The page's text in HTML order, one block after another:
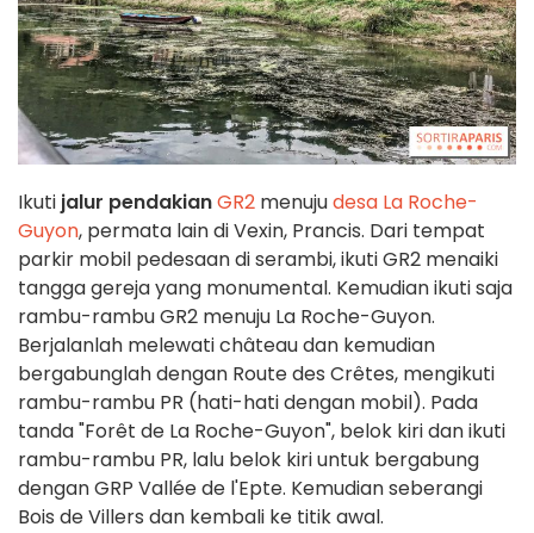
Ikuti jalur pendakianGR2 menujudesa La Roche-
Guyon, permata lain di Vexin, Prancis. Dari tempat
parkir mobil pedesaan di serambi, ikuti GR2 menaiki
tangga gereja yang monumental. Kemudian ikuti saja
rambu-rambu GR2 menuju La Roche-Guyon.
Berjalanlah melewati château dan kemudian
bergabunglah dengan Route des Crêtes, mengikuti
rambu-rambu PR (hati-hati dengan mobil). Pada
tanda "Forêt de La Roche-Guyon", belok kiri dan ikuti
rambu-rambu PR, lalu belok kiri untuk bergabung
dengan GRP Vallée de l'Epte. Kemudian seberangi
Bois de Villers dan kembali ke titik awal.